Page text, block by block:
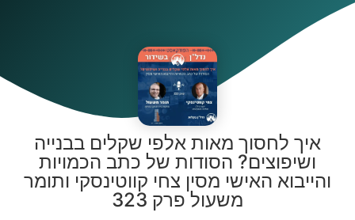
איך לחסוך מאות אלפי שקלים בבנייה
ושיפוצים? הסודות של כתב הכמויות
והייבוא האישי מסין צחי קווטינסקי ותומר
משעול פרק 323